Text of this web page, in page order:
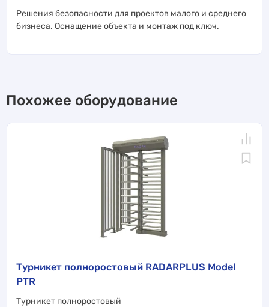
Решения безопасности для проектов малого и среднего
бизнеса. Оснащение объекта и монтаж под ключ.
Похожее оборудование
Турникет полноростовый RADARPLUS Model
PTR
Турникет полноростовый